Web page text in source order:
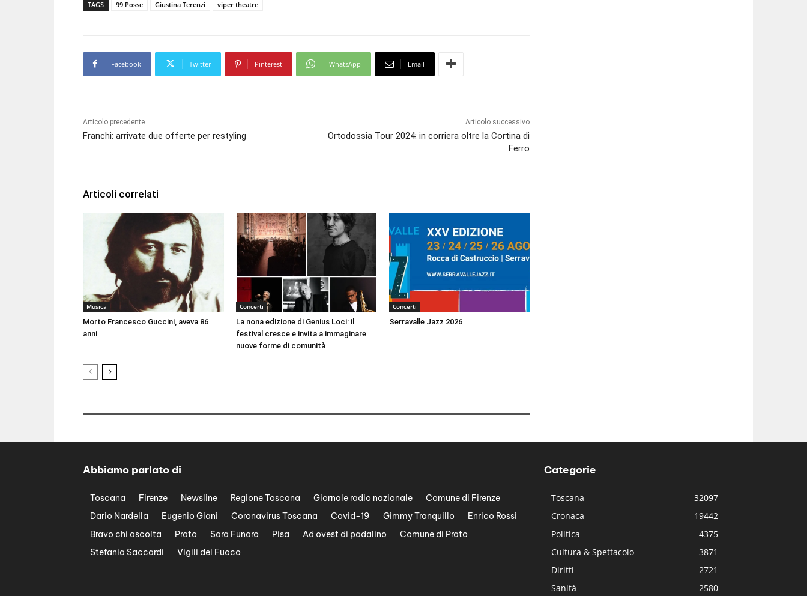
TAGS 99 Posse Giustina Terenzi viper theatre
Facebook Twitter Pinterest WhatsApp Email
Articolo precedente
Franchi: arrivate due offerte per restyling
Articolo successivo
Ortodossia Tour 2024: in corriera oltre la Cortina di
Ferro
Articoli correlati
Musica
Morto Francesco Guccini, aveva 86
anni
Concerti
La nona edizione di Genius Loci: il
festival cresce e invita a immaginare
nuove forme di comunità
Concerti
Serravalle Jazz 2026
Abbiamo parlato di
Toscana Firenze Newsline Regione Toscana Giornale radio nazionale
Comune di Firenze
Dario Nardella
Eugenio Giani Coronavirus Toscana Covid-19 Gimmy Tranquillo
Enrico Rossi
Bravo chi ascolta
Prato Sara Funaro Pisa Ad ovest di padalino
Comune di Prato
Stefania Saccardi
Vigili del Fuoco
Categorie
Toscana
32097
Cronaca
19442
Politica
4375
Cultura & Spettacolo
3871
Diritti
2721
Sanità
2580